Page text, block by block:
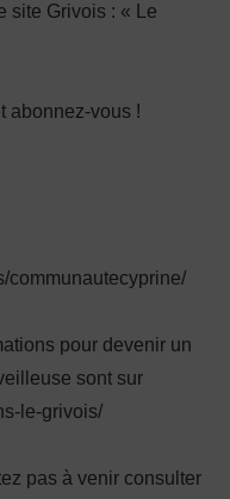
site Grivois : « Le
abonnez-vous !
communautecyprine/
pour devenir un
sont sur
le-grivois/
pas à venir consulter